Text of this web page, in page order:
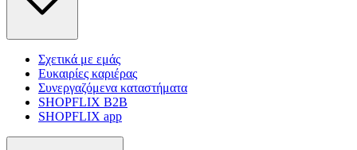
Σχετικά με εμάς
Ευκαιρίες καριέρας
Συνεργαζόμενα καταστήματα
SHOPFLIX B2B
SHOPFLIX app